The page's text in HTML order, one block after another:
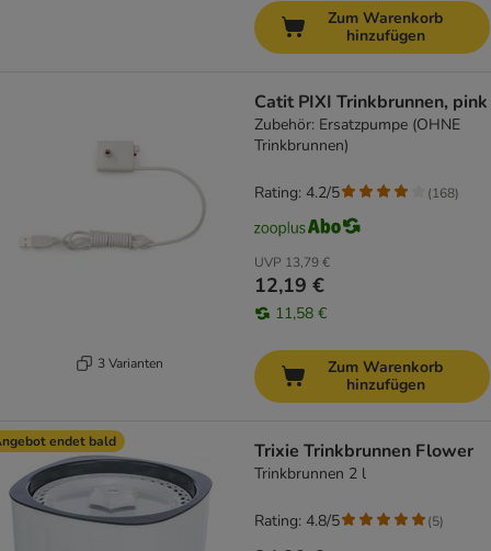
Zum Warenkorb
hinzufügen
3 Varianten
Catit PIXI Trinkbrunnen, pink
Zubehör: Ersatzpumpe (OHNE
Trinkbrunnen)
UVP 13,79 €
12,19 €
11,58 €
Rating: 4.2/5 (168)
Zum Warenkorb
hinzufügen
endet bald Trixie Trinkbrunnen Flower
Trinkbrunnen 2 l
Rating: 4.8/5 (5)